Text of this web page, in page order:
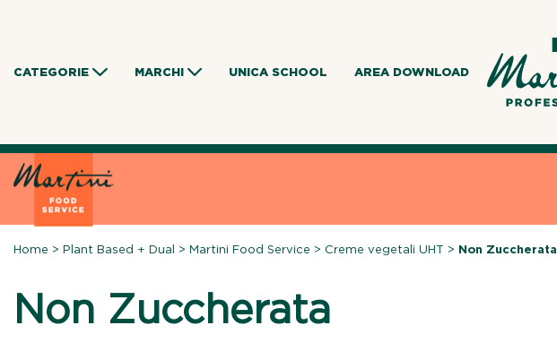
CATEGORIE MARCHI UNICA SCHOOL AREA DOWNLOAD
Home >Plant Based + Dual >Martini Food Service > Creme vegetali UHT > Non Zuccherata
Non Zuccherata